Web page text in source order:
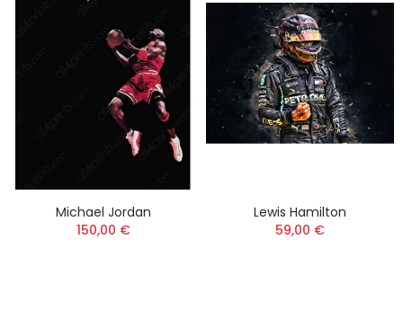
Michael Jordan
150,00 €
Lewis Hamilton
59,00 €